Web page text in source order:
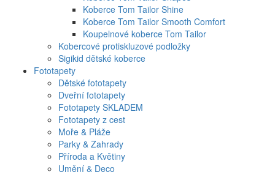
Koberce Tom Tailor Shine
Koberce Tom Tailor Smooth Comfort
Koupelnové koberce Tom Tailor
Kobercové protiskluzové podložky
Sigikid dětské koberce
Fototapety
Dětské fototapety
Dveřní fototapety
Fototapety SKLADEM
Fototapety z cest
Moře & Pláže
Parky & Zahrady
Příroda a Květiny
Umění & Deco